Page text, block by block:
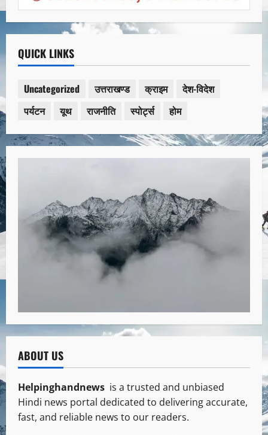
QUICK LINKS
Uncategorized उत्तराखण्ड क्राइम
देश-विदेश
पर्यटन
यूथ राजनीति स्पोर्ट्स होम
ABOUT US
Helpinghandnews is a trusted and unbiased
Hindi news portal dedicated to delivering accurate,
fast, and reliable news to our readers.